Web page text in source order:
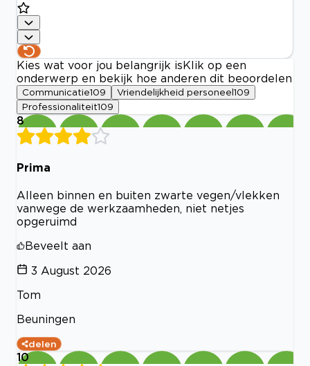
Kies wat voor jou belangrijk is Klik op een
onderwerp en bekijk hoe anderen dit beoordelen
Communicatie109 Vriendelijkheid personeel 109
Professionaliteit109
8
Prima
Alleen binnen en buiten zwarte vegen/vlekken
vanwege de werkzaamheden, niet netjes
opgeruimd
Beveelt aan
3 August 2026
Tom
Beuningen
delen
10